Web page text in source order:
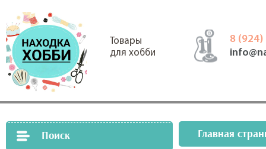
Товары
для хобби
8 (924)
Поиск Главная